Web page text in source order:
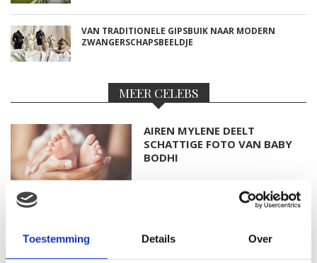
Toestemming Details Over
VAN TRADITIONELE GIPSBUIK NAAR MODERN
ZWANGERSCHAPSBEELDJE
MEER CELEBS
AIREN MYLENE DEELT
SCHATTIGE FOTO VAN BABY
BODHI
MET DOCHTERTJE SCOTTIE